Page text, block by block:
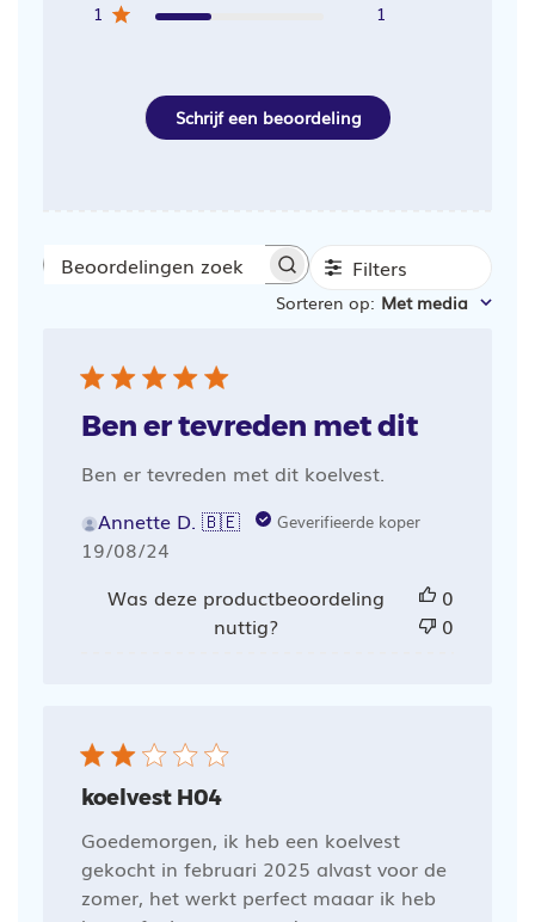
1
1
Schrijf een beoordeling
Beoordelingen
Filters
Sorteren op: Met media
Ben er tevreden met dit
Ben er tevreden met dit koelvest.
Annette D. 🇧🇪
Geverifieerde koper
Publicatiedatum
19/08/24
Was deze productbeoordeling
nuttig?
0
0
koelvest H04
Goedemorgen, ik heb een koelvest
gekocht in februari 2025 alvast voor de
zomer, het werkt perfect maaar ik heb